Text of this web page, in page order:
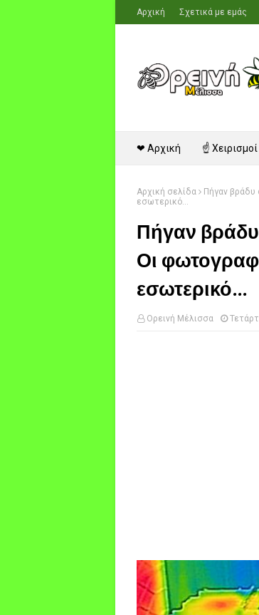
Αρχική Σχετικά με εμάς
❤ Αρχική ☝ Χειρισμοί
Αρχική σελίδα
Πήγαν βράδυ
εσωτερικό...
Πήγαν βράδυ
Οι
εσωτερικό...
Ορεινή Μέλισσα